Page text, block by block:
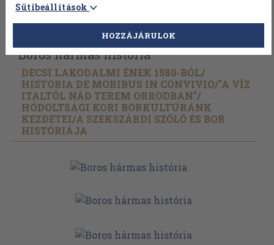
Vissza az előző oldalra Válasszon példányt
Boros hármas história
DECSI LAKODALMI ÉNEK 1580-BÓL/
HISTORIA DE MORIBUS IN CONVIVIO/"A VÍZ
ITALTÓL NÁD TEREM ORRODBAN"/
HÓDOLTSÁGI KORI BORKULTÚRÁNK
KEZDETEI/A SZEKSZÁRDI SZŐLŐ ÉS BOR
HISTÓRIÁJA
Sütibeállítások
HOZZÁJÁRULOK